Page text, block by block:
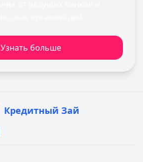
Узнать больше
Кредитный Зай